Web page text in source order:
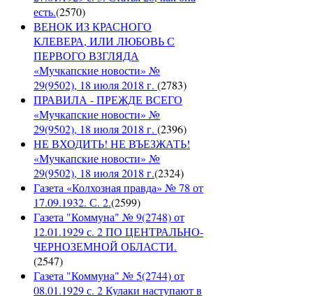
есть.(2570)
ВЕНОК ИЗ КРАСНОГО
КЛЕВЕРА, ИЛИ ЛЮБОВЬ С
ПЕРВОГО ВЗГЛЯДА
«Мучкапские новости» №
29(9502), 18 июля 2018 г. (2783)
ПРАВИЛА - ПРЕЖДЕ ВСЕГО
«Мучкапские новости» №
29(9502), 18 июля 2018 г. (2396)
НЕ ВХОДИТЬ! НЕ ВЪЕЗЖАТЬ!
«Мучкапские новости» №
29(9502), 18 июля 2018 г.(2324)
Газета «Колхозная правда» № 78 от
17.09.1932. С. 2.(2599)
Газета "Коммуна" № 9(2748) от
12.01.1929 с. 2 ПО ЦЕНТРАЛЬНО-
ЧЕРНОЗЕМНОЙ ОБЛАСТИ.
(2547)
Газета "Коммуна" № 5(2744) от
08.01.1929 с. 2 Кулаки наступают в